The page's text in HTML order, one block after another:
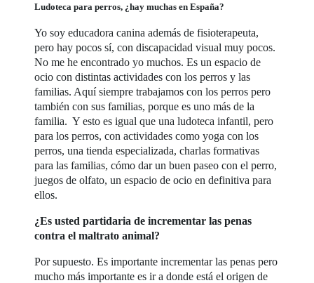
Ludoteca para perros, ¿hay muchas en España?
Yo soy educadora canina además de fisioterapeuta,
pero hay pocos sí, con discapacidad visual muy pocos.
No me he encontrado yo muchos. Es un espacio de
ocio con distintas actividades con los perros y las
familias. Aquí siempre trabajamos con los perros pero
también con sus familias, porque es uno más de la
familia. Y esto es igual que una ludoteca infantil, pero
para los perros, con actividades como yoga con los
perros, una tienda especializada, charlas formativas
para las familias, cómo dar un buen paseo con el perro,
juegos de olfato, un espacio de ocio en definitiva para
ellos.
¿Es usted partidaria de incrementar las penas
contra el maltrato animal?
Por supuesto. Es importante incrementar las penas pero
mucho más importante es ir a donde está el origen de